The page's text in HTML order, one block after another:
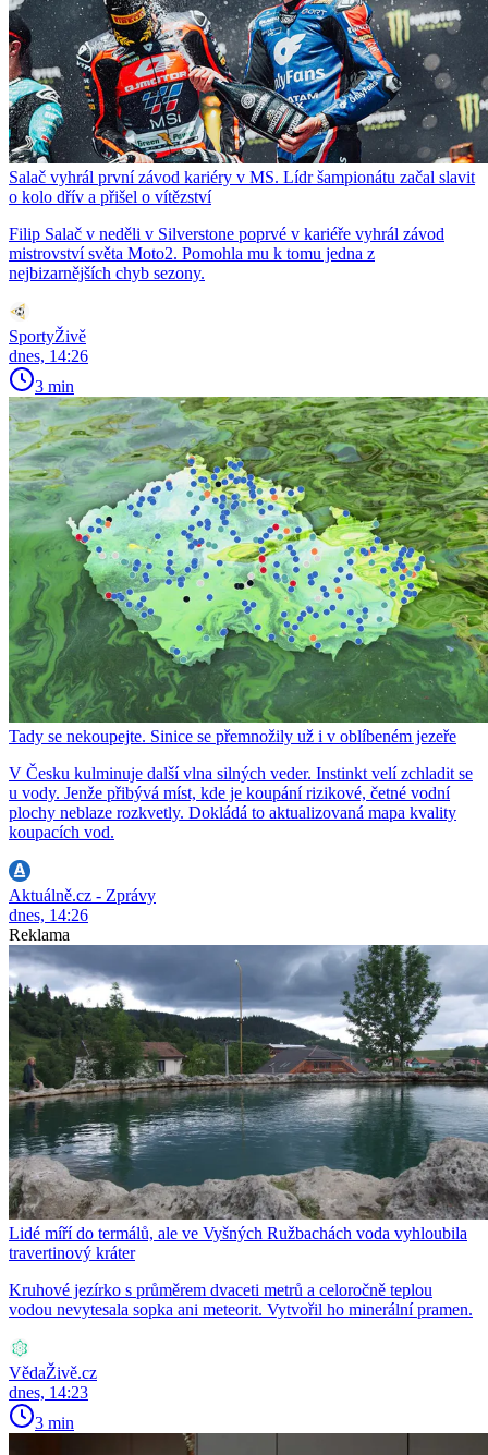
Salač vyhrál první závod kariéry v MS. Lídr šampionátu začal slavit
o kolo dřív a přišel o vítězství
Filip Salač v neděli v Silverstone poprvé v kariéře vyhrál závod
mistrovství světa Moto2. Pomohla mu k tomu jedna z
nejbizarnějších chyb sezony.
SportyŽivě
dnes, 14:26
3 min
Tady se nekoupejte. Sinice se přemnožily už i v oblíbeném jezeře
V Česku kulminuje další vlna silných veder. Instinkt velí zchladit se
u vody. Jenže přibývá míst, kde je koupání rizikové, četné vodní
plochy neblaze rozkvetly. Dokládá to aktualizovaná mapa kvality
koupacích vod.
Aktuálně.cz - Zprávy
dnes, 14:26
Reklama
Lidé míří do termálů, ale ve Vyšných Ružbachách voda vyhloubila
travertinový kráter
Kruhové jezírko s průměrem dvaceti metrů a celoročně teplou
vodou nevytesala sopka ani meteorit. Vytvořil ho minerální pramen.
VědaŽivě.cz
dnes, 14:23
3 min